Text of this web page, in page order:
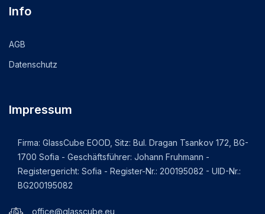
Info
AGB
Datenschutz
Impressum
Firma: GlassCube EOOD, Sitz: Bul. Dragan Tsankov 172, BG-
1700 Sofia - Geschäftsführer: Johann Fruhmann -
Registergericht: Sofia - Register-Nr.: 200195082 - UID-Nr.:
BG200195082
office@glasscube.eu